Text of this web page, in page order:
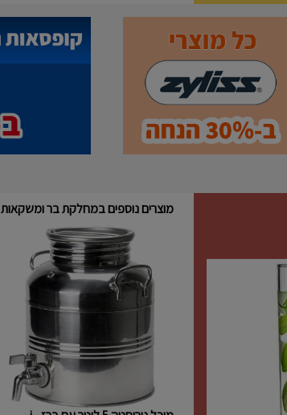
מוצרים נוספים במחלקת בר ומשקאות